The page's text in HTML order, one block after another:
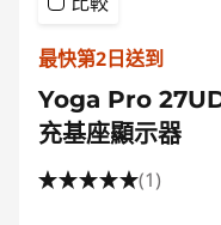
最快第2日送到
Yoga Pro
充基座顯示器
(1)